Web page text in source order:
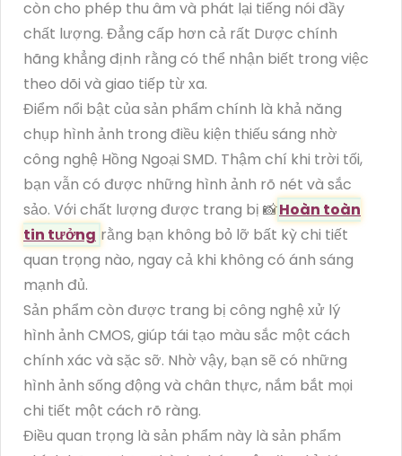
còn cho phép thu âm và phát lại tiếng nói đầy
chất lượng. Đẳng cấp hơn cả rất Dược chính
hãng khẳng định rằng có thể nhận biết trong việc
theo dõi và giao tiếp từ xa.
Điểm nổi bật của sản phẩm chính là khả năng
chụp hình ảnh trong điều kiện thiếu sáng nhờ
công nghệ Hồng Ngoại SMD. Thậm chí khi trời tối,
bạn vẫn có được những hình ảnh rõ nét và sắc
sảo. Với chất lượng được trang bị 📸Hoàn toàn
tin tưởng rằng bạn không bỏ lỡ bất kỳ chi tiết
quan trọng nào, ngay cả khi không có ánh sáng
mạnh đủ.
Sản phẩm còn được trang bị công nghệ xử lý
hình ảnh CMOS, giúp tái tạo màu sắc một cách
chính xác và sặc sỡ. Nhờ vậy, bạn sẽ có những
hình ảnh sống động và chân thực, nắm bắt mọi
chi tiết một cách rõ ràng.
Điều quan trọng là sản phẩm này là sản phẩm